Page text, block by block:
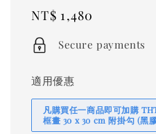
Regular
price
NT$ 1,480
Secure payments
適用優惠
凡購買任一商品即可加購
框畫 30 x 30 cm 附掛勾 (黑